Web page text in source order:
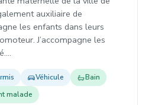
auxiliaire de
les enfants dans leurs
J’accompagne les
Véhicule
Bain
malade